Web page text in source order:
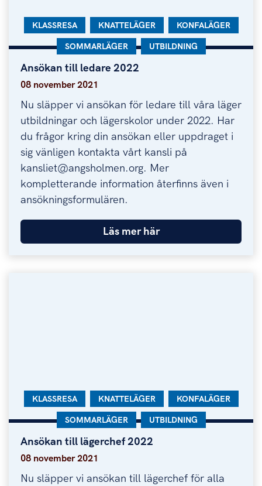
Ansökan till ledare 2022
Ansökan till ledare 2022
KATEGORI:
KLASSRESA KATEGORI:
KNATTELÄGER KATEGORI:
KONFALÄGER
KATEGORI:
SOMMARLÄGER KATEGORI:
UTBILDNING
08 november 2021
Nu släpper vi ansökan för ledare till våra läger
utbildningar och lägerskolor under 2022. Har
du frågor kring din ansökan eller uppdraget i
sig vänligen kontakta vårt kansli på
kansliet@angsholmen.org. Mer
kompletterande information återfinns även i
ansökningsformulären.
Läs mer här
Ansökan till lägerchef 2022
Ansökan till lägerchef 2022
KATEGORI:
KLASSRESA KATEGORI:
KNATTELÄGER KATEGORI:
KONFALÄGER
KATEGORI:
SOMMARLÄGER KATEGORI:
UTBILDNING
08 november 2021
Nu släpper vi ansökan till lägerchef för alla